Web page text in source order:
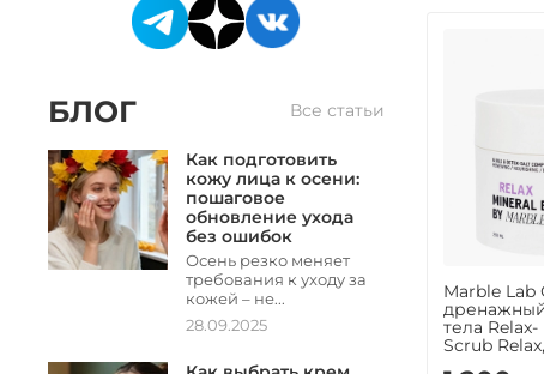
Marble
тела
Scrub
БЛОГ Все статьи
Как подготовить
кожу лица к осени:
пошаговое
обновление ухода
без ошибок
Осень резко меняет
требования к уходу за
кожей – не...
28.09.2025